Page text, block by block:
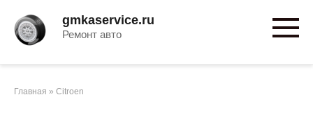
контенту
gmkaservice.ru
Ремонт авто
Главная » Citroen